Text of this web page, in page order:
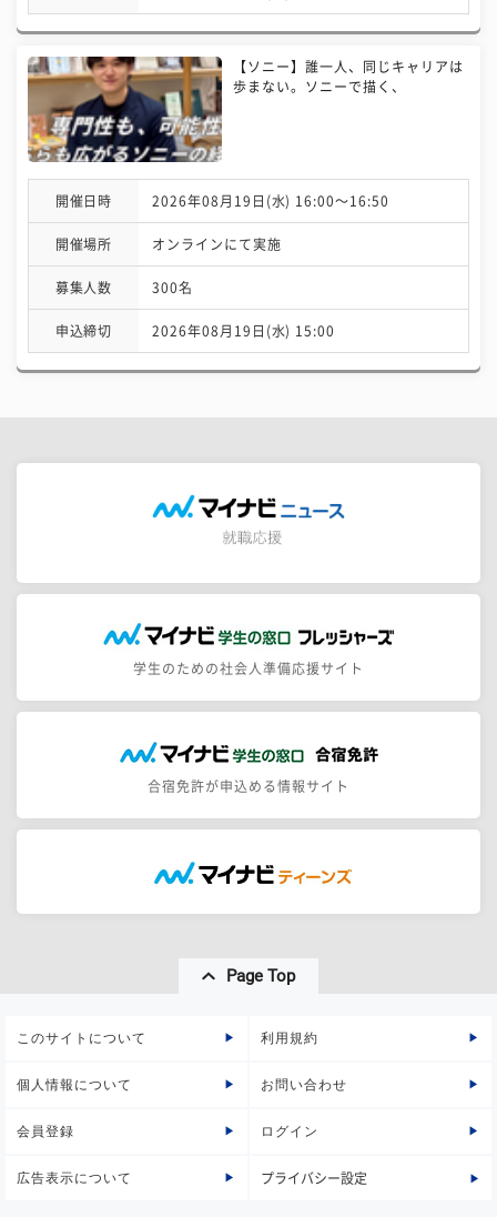
【ソニー】誰一人、同じキャリアは
歩まない。ソニーで描く、
開催日時 2026年08月19日(水) 16:00〜16:50
開催場所 オンラインにて実施
募集人数 300名
申込締切 2026年08月19日(水) 15:00
学生のための社会人準備応援サイト
合宿免許が申込める情報サイト
Page Top
このサイトについて 利用規約
個人情報について お問い合わせ
会員登録 ログイン
広告表示について プライバシー設定